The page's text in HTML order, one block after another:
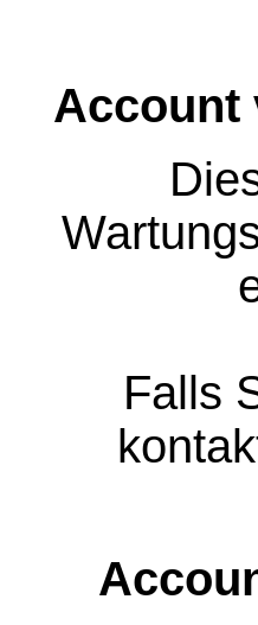
Account
Falls